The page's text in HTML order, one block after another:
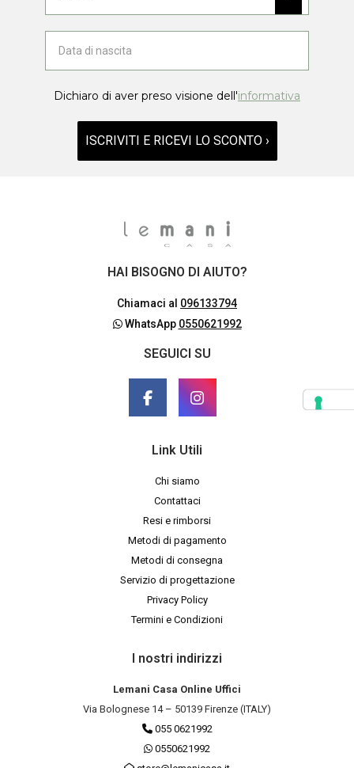
Dichiaro di aver preso visione dell'informativa
ISCRIVITI E RICEVI LO SCONTO ›
HAI BISOGNO DI AIUTO?
Chiamaci al 096133794
WhatsApp 0550621992
SEGUICI SU
Link Utili
Chi siamo
Contattaci
Resi e rimborsi
Metodi di pagamento
Metodi di consegna
Servizio di progettazione
Privacy Policy
Termini e Condizioni
I nostri indirizzi
Lemani Casa Online Uffici
Via Bolognese 14 – 50139 Firenze (ITALY)
055 0621992
0550621992